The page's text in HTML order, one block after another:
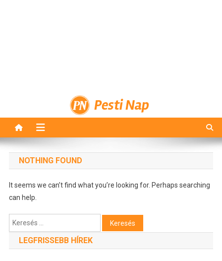
Pesti Nap
NOTHING FOUND
It seems we can’t find what you’re looking for. Perhaps searching
can help.
Keresés:
LEGFRISSEBB HÍREK